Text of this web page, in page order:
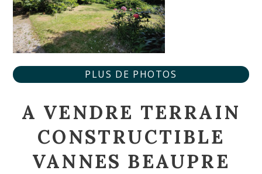
PLUS DE PHOTOS
A VENDRE TERRAIN
CONSTRUCTIBLE
VANNES BEAUPRE